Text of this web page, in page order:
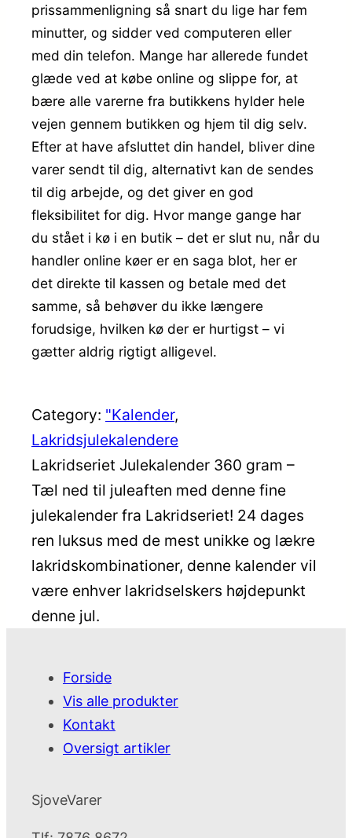
prissammenligning så snart du lige har fem
minutter, og sidder ved computeren eller
med din telefon. Mange har allerede fundet
glæde ved at købe online og slippe for, at
bære alle varerne fra butikkens hylder hele
vejen gennem butikken og hjem til dig selv.
Efter at have afsluttet din handel, bliver dine
varer sendt til dig, alternativt kan de sendes
til dig arbejde, og det giver en god
fleksibilitet for dig. Hvor mange gange har
du stået i kø i en butik – det er slut nu, når du
handler online køer er en saga blot, her er
det direkte til kassen og betale med det
samme, så behøver du ikke længere
forudsige, hvilken kø der er hurtigst – vi
gætter aldrig rigtigt alligevel.
Category: "Kalender
Lakridsjulekalendere
Lakridseriet Julekalender 360 gram –
Tæl ned til juleaften med denne fine
julekalender fra Lakridseriet! 24 dages
ren luksus med de mest unikke og lækre
lakridskombinationer, denne kalender vil
være enhver lakridselskers højdepunkt
denne jul.
Forside
Vis alle produkter
Kontakt
Oversigt artikler
SjoveVarer